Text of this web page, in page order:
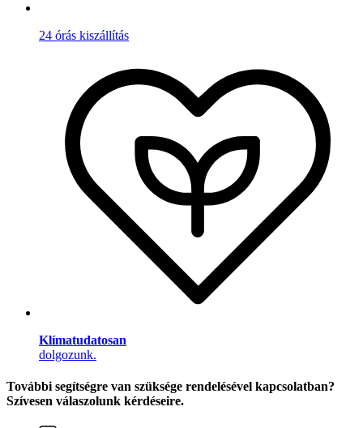
24 órás kiszállítás
Klímatudatosan
dolgozunk.
További segítségre van szüksége rendelésével kapcsolatban?
Szívesen válaszolunk kérdéseire.